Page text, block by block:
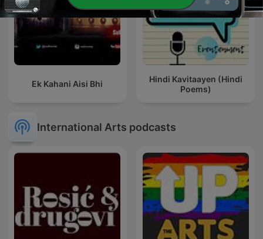
Ek Kahani Aisi Bhi
Hindi Kavitaayen (Hindi
Poems)
International Arts podcasts